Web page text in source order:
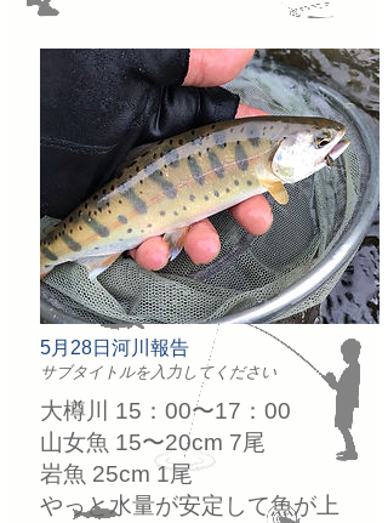
5月28日河川報告
サブタイトルを入力してください
大樽川 15：00〜17：00
山女魚 15〜20cm 7尾
岩魚 25cm 1尾
やっと水量が安定して魚が上